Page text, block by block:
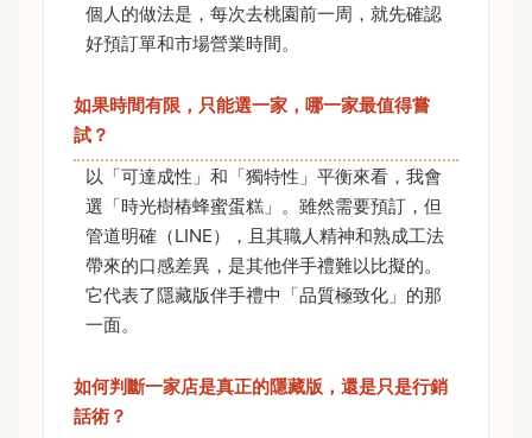
個人的做法是，每次去桃園前一周，就先確認
好預訂單和市場營業時間。
如果時間有限，只能選一家，哪一家最值得嘗
試？
以「可達成性」和「獨特性」平衡來看，我會
選「時光樹樁蜂蜜蛋糕」。雖然需要預訂，但
管道明確（LINE），且其職人精神和熟成工法
帶來的口感差異，是其他伴手禮難以比擬的。
它代表了隱藏版伴手禮中「品質極致化」的那
一面。
如何判斷一家店是真正的隱藏版，還是只是行銷
話術？